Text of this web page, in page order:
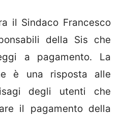
il Sindaco Francesco
della Sis che
a pagamento. La
è una risposta alle
degli utenti che
il pagamento della